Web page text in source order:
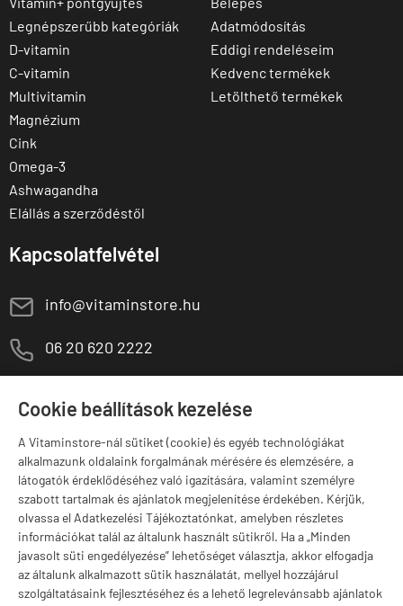
Cookie beállítások kezelése
A Vitaminstore-nál sütiket (cookie) és egyéb technológiákat
alkalmazunk oldalaink forgalmának mérésére és elemzésére, a
látogatók érdeklődéséhez való igazítására, valamint személyre
szabott tartalmak és ajánlatok megjelenítése érdekében. Kérjük,
olvassa el Adatkezelési Tájékoztatónkat, amelyben részletes
információkat talál az általunk használt sütikről. Ha a „Minden
javasolt süti engedélyezése” lehetőséget választja, akkor elfogadja
az általunk alkalmazott sütik használatát, mellyel hozzájárul
szolgáltatásaink fejlesztéséhez és a lehető legrelevánsabb ajánlatok
Legnépszerűbb kategóriák
D-vitamin
C-vitamin
Multivitamin
Magnézium
Cink
Omega-3
Ashwagandha
Elállás a szerződéstől
Adatmódosítás
Eddigi rendeléseim
Kedvenc termékek
Letölthető termékek
Kapcsolatfelvétel
E info@vitaminstore.hu
M 06 20 620 2222
Szugló u. 83-85.
Márkák
Valuta választás